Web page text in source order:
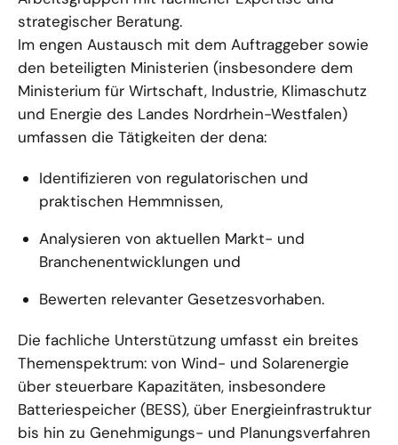
strategischer Beratung.
Im engen Austausch mit dem Auftraggeber sowie
den beteiligten Ministerien (insbesondere dem
Ministerium für Wirtschaft, Industrie, Klimaschutz
und Energie des Landes Nordrhein-Westfalen)
umfassen die Tätigkeiten der dena:
Identifizieren von regulatorischen und
praktischen Hemmnissen,
Analysieren von aktuellen Markt- und
Branchenentwicklungen und
Bewerten relevanter Gesetzesvorhaben.
Die fachliche Unterstützung umfasst ein breites
Themenspektrum: von Wind- und Solarenergie
über steuerbare Kapazitäten, insbesondere
Batteriespeicher (BESS), über Energieinfrastruktur
bis hin zu Genehmigungs- und Planungsverfahren